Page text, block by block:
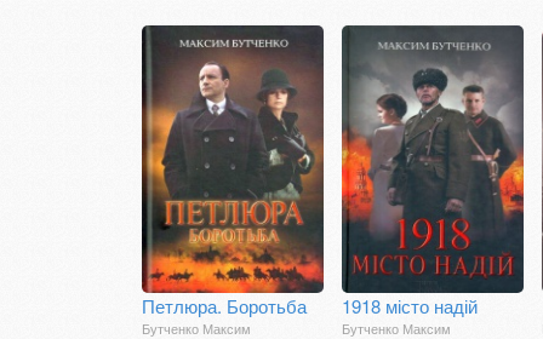
Петлюра. Боротьба
Бутченко Максим
1918 місто надій
Бутченко Максим